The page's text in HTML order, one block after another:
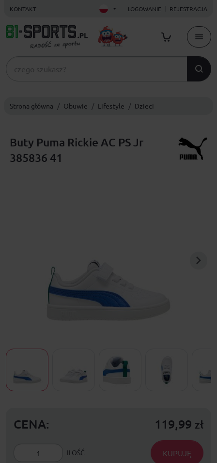
KONTAKT LOGOWANIE REJESTRACJA
Strona główna Obuwie Lifestyle Dzieci
Buty Puma Rickie AC PS Jr
385836 41
CENA: 119,99 zł
ILOŚĆ KUPUJĘ